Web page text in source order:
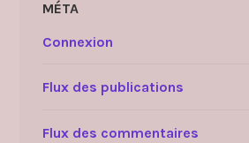
MÉTA
Connexion
Flux des publications
Flux des commentaires